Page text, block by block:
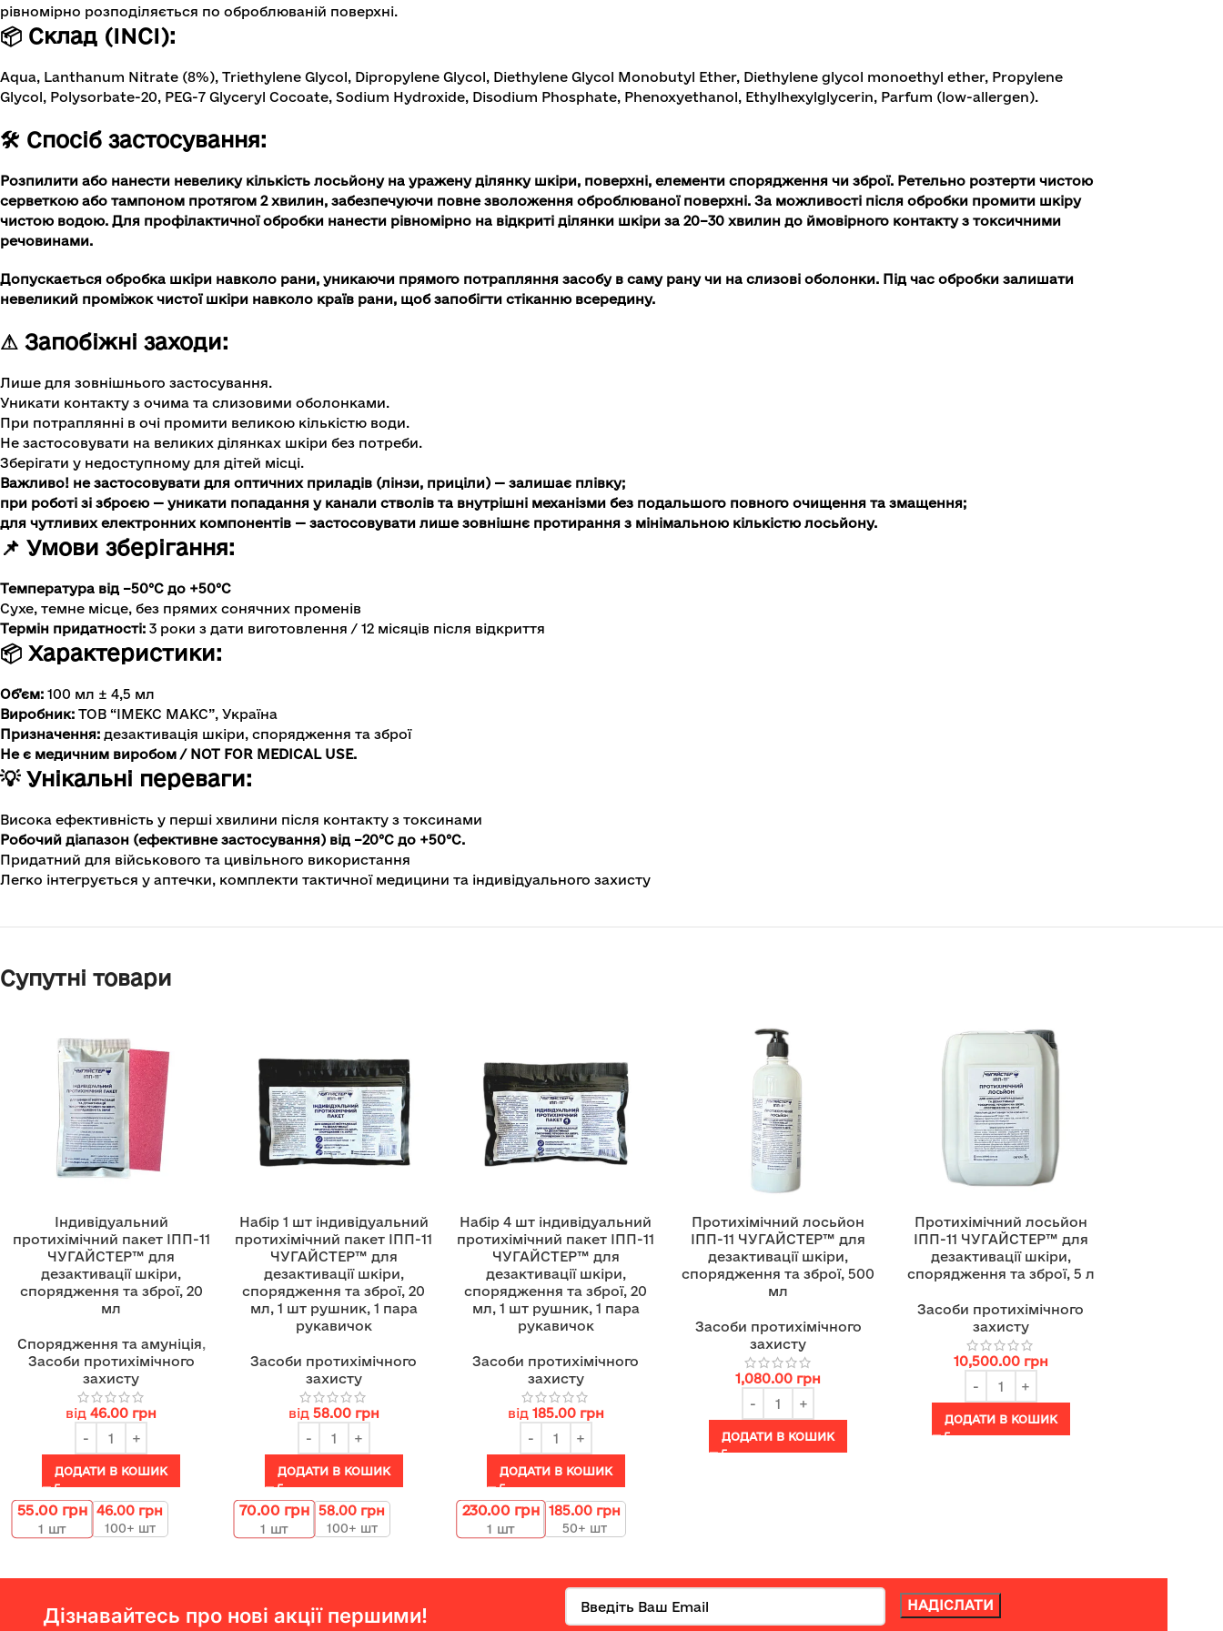
рівномірно розподіляється по оброблюваній поверхні.
📦 Склад (INCI):
Aqua, Lanthanum Nitrate (8%), Triethylene Glycol, Dipropylene Glycol, Diethylene Glycol Monobutyl Ether, Diethylene glycol monoethyl ether, Propylene
Glycol, Polysorbate-20, PEG-7 Glyceryl Cocoate, Sodium Hydroxide, Disodium Phosphate, Phenoxyethanol, Ethylhexylglycerin, Parfum (low-allergen).
🛠 Спосіб застосування:
Розпилити або нанести невелику кількість лосьйону на уражену ділянку шкіри, поверхні, елементи спорядження чи зброї. Ретельно розтерти чистою
серветкою або тампоном протягом 2 хвилин, забезпечуючи повне зволоження оброблюваної поверхні. За можливості після обробки промити шкіру
чистою водою. Для профілактичної обробки нанести рівномірно на відкриті ділянки шкіри за 20–30 хвилин до ймовірного контакту з токсичними
речовинами.
Допускається обробка шкіри навколо рани, уникаючи прямого потрапляння засобу в саму рану чи на слизові оболонки. Під час обробки залишати
невеликий проміжок чистої шкіри навколо країв рани, щоб запобігти стіканню всередину.
⚠ Запобіжні заходи:
Лише для зовнішнього застосування.
Уникати контакту з очима та слизовими оболонками.
При потраплянні в очі промити великою кількістю води.
Не застосовувати на великих ділянках шкіри без потреби.
Зберігати у недоступному для дітей місці.
Важливо! не застосовувати для оптичних приладів (лінзи, приціли) — залишає плівку;
при роботі зі зброєю — уникати попадання у канали стволів та внутрішні механізми без подальшого повного очищення та змащення;
для чутливих електронних компонентів — застосовувати лише зовнішнє протирання з мінімальною кількістю лосьйону.
📌 Умови зберігання:
Температура від –50°C до +50°C
Сухе, темне місце, без прямих сонячних променів
Термін придатності: 3 роки з дати виготовлення / 12 місяців після відкриття
📦 Характеристики:
Об’єм: 100 мл ± 4,5 мл
Виробник: ТОВ “ІМЕКС МАКС”, Україна
Призначення: дезактивація шкіри, спорядження та зброї
Не є медичним виробом / NOT FOR MEDICAL USE.
💡 Унікальні переваги:
Висока ефективність у перші хвилини після контакту з токсинами
Робочий діапазон (ефективне застосування) від –20°C до +50°C.
Придатний для військового та цивільного використання
Легко інтегрується у аптечки, комплекти тактичної медицини та індивідуального захисту
Супутні товари
Індивідуальний
протихімічний пакет ІПП-11
ЧУГАЙСТЕР™ для
дезактивації шкіри,
спорядження та зброї, 20
мл
Спорядження та амуніція,
Засоби протихімічного
захисту
від46.00 грн
ДОДАТИ В КОШИК
55.00 грн
1 шт
46.00 грн
100+ шт
Набір 1 шт індивідуальний
протихімічний пакет ІПП-11
ЧУГАЙСТЕР™ для
дезактивації шкіри,
спорядження та зброї, 20
мл, 1 шт рушник, 1 пара
рукавичок
Засоби протихімічного
захисту
від 58.00 грн
ДОДАТИ В КОШИК
70.00 грн
1 шт
58.00 грн
100+ шт
Набір 4 шт індивідуальний
протихімічний пакет ІПП-11
ЧУГАЙСТЕР™ для
дезактивації шкіри,
спорядження та зброї, 20
мл, 1 шт рушник, 1 пара
рукавичок
Засоби протихімічного
захисту
від 185.00 грн
ДОДАТИ В КОШИК
230.00 грн
1 шт
185.00 грн
50+ шт
Протихімічний лосьйон
ІПП-11 ЧУГАЙСТЕР™ для
дезактивації шкіри,
спорядження та зброї, 500
мл
Засоби протихімічного
захисту
1,080.00 грн
ДОДАТИ В КОШИК
Протихімічний лосьйон
ІПП-11 ЧУГАЙСТЕР™ для
дезактивації шкіри,
спорядження та зброї, 5 л
Засоби протихімічного
захисту
10,500.00 грн
ДОДАТИ В КОШИК
Дізнавайтесь про нові акції першими!